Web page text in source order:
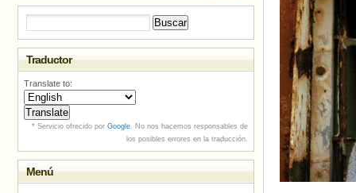
Traductor
Translate to:
* Servicio ofrecido por Google. No nos hacemos responsables de
los posibles errores en la traducción.
Menú